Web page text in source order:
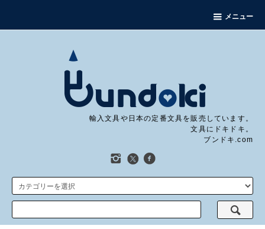
メニュー
輸入文具や日本の定番文具を販売しています。
文具にドキドキ。
ブンドキ.com